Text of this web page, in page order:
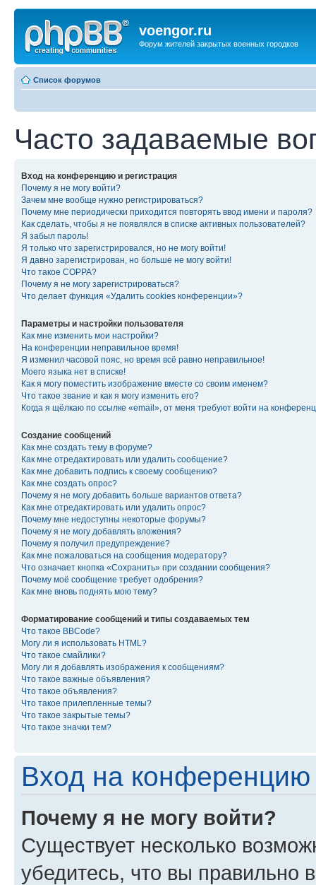
voengor.ru
Форум жителей закрытых военных городков
Список форумов
Часто задаваемые
Вход на конференцию и регистрация
Почему я не могу войти?
Зачем мне вообще нужно регистрироваться?
Почему мне периодически приходится повторять ввод имени и пароля?
Как сделать, чтобы я не появлялся в списке активных пользователей?
Я забыл пароль!
Я только что зарегистрировался, но не могу войти!
Я давно зарегистрирован, но больше не могу войти!
Что такое COPPA?
Почему я не могу зарегистрироваться?
Что делает функция «Удалить cookies конференции»?
Параметры и настройки пользователя
Как мне изменить мои настройки?
На конференции неправильное время!
Я изменил часовой пояс, но время всё равно неправильное!
Моего языка нет в списке!
Как я могу поместить изображение вместе со своим именем?
Что такое звание и как я могу изменить его?
Когда я щёлкаю по ссылке «email», от меня требуют войти на
Создание сообщений
Как мне создать тему в форуме?
Как мне отредактировать или удалить сообщение?
Как мне добавить подпись к своему сообщению?
Как мне создать опрос?
Почему я не могу добавить больше вариантов ответа?
Как мне отредактировать или удалить опрос?
Почему мне недоступны некоторые форумы?
Почему я не могу добавлять вложения?
Почему я получил предупреждение?
Как мне пожаловаться на сообщения модератору?
Что означает кнопка «Сохранить» при создании сообщения?
Почему моё сообщение требует одобрения?
Как мне вновь поднять мою тему?
Форматирование сообщений и типы создаваемых тем
Что такое BBCode?
Могу ли я использовать HTML?
Что такое смайлики?
Могу ли я добавлять изображения к сообщениям?
Что такое важные объявления?
Что такое объявления?
Что такое прилепленные темы?
Что такое закрытые темы?
Что такое значки тем?
Вход на конференцию
Почему я не могу войти?
Существует несколько
убедитесь, что вы правильно